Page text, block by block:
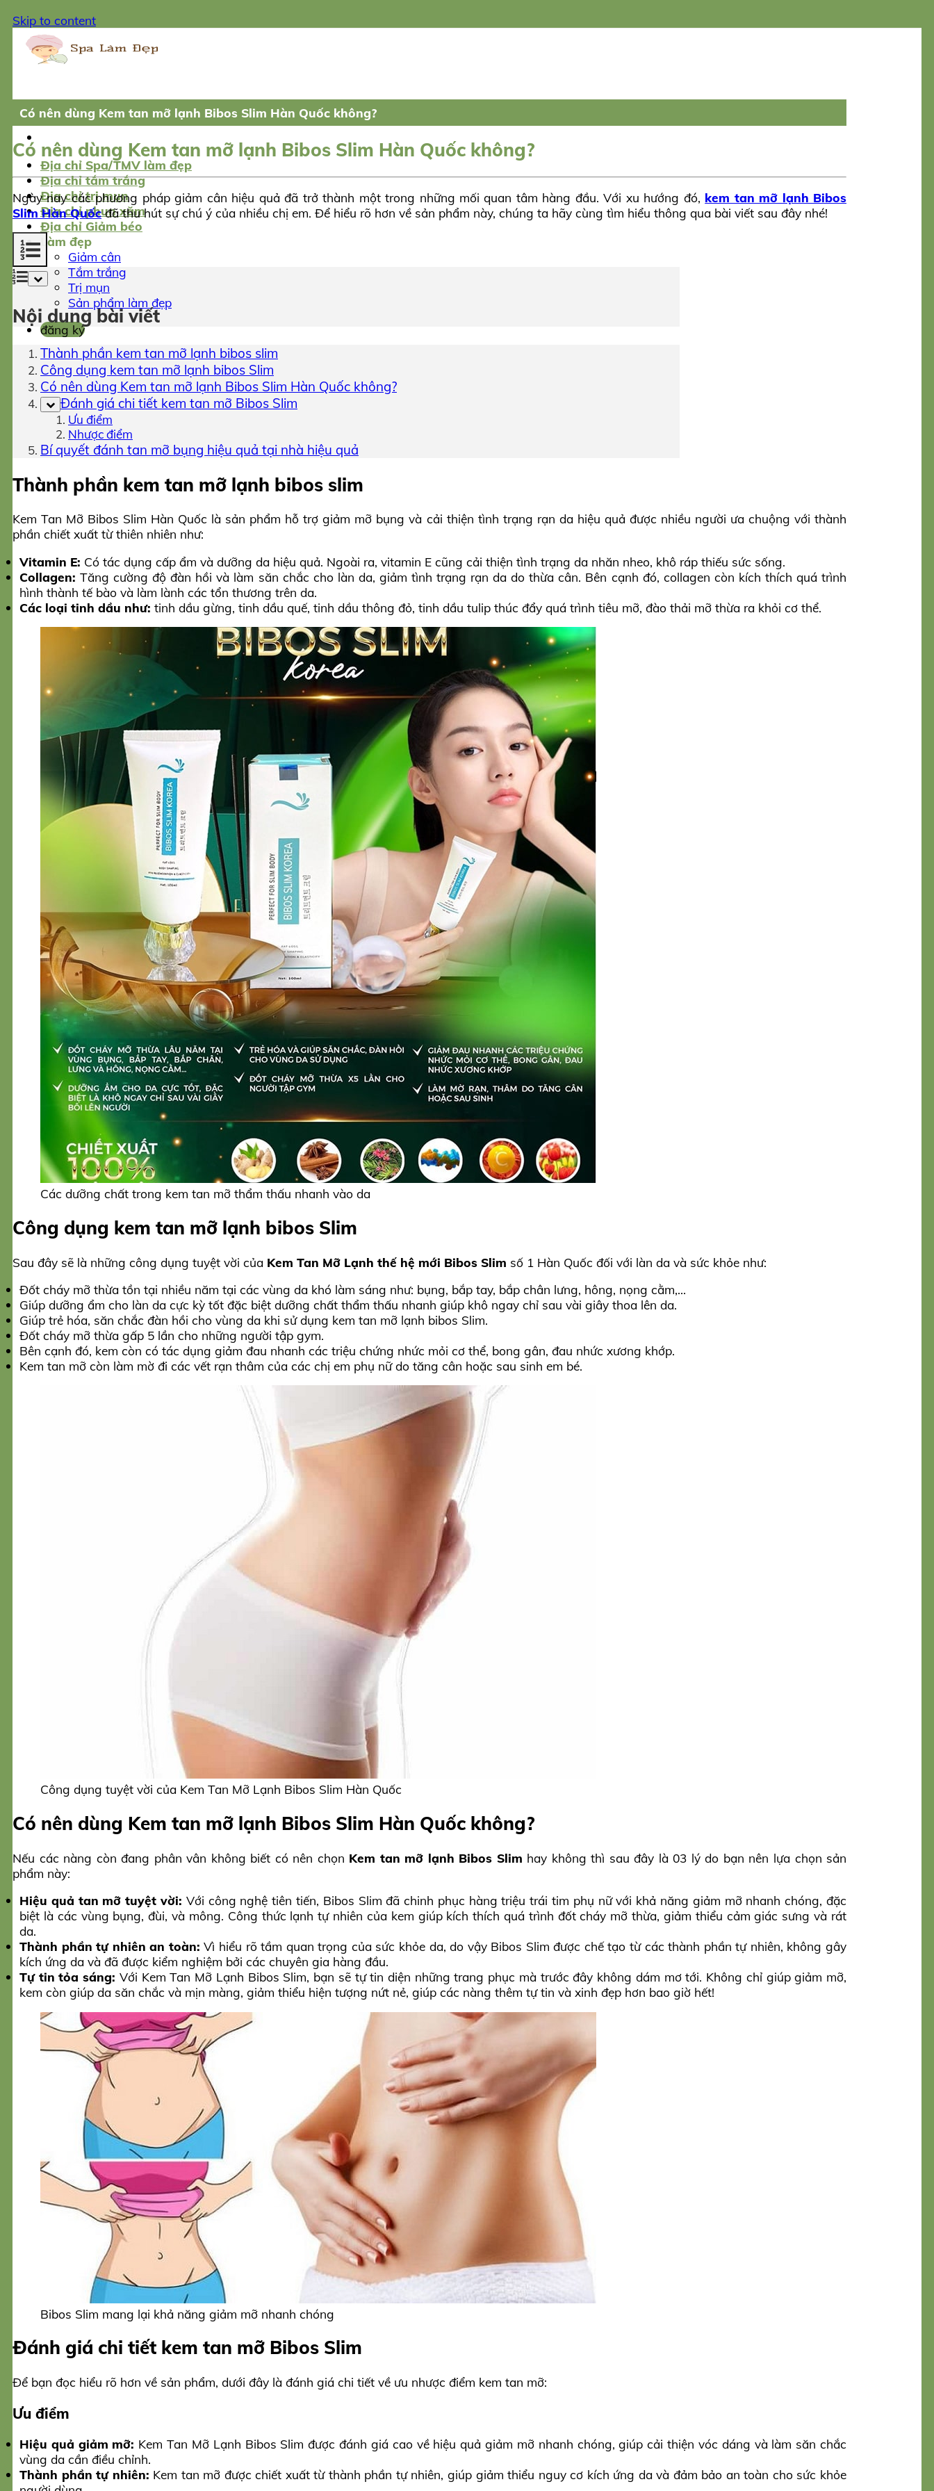
Skip to content
Địa chỉ Spa/TMV làm đẹp
Địa chỉ tắm trắng
Địa chỉ trị mụn
Địa chỉ phun xăm
Địa chỉ Giảm béo
Làm đẹp
Giảm cân
Tắm trắng
Trị mụn
Sản phẩm làm đẹp
đăng ký
Có nên dùng Kem tan mỡ lạnh Bibos Slim Hàn Quốc không?
Có nên dùng Kem tan mỡ lạnh Bibos Slim Hàn Quốc không?
Ngày nay các phương pháp giảm cân hiệu quả đã trở thành một trong những mối quan tâm hàng đầu. Với xu hướng đó, kem tan mỡ lạnh Bibos
Slim Hàn Quốcđã thu hút sự chú ý của nhiều chị em. Để hiểu rõ hơn về sản phẩm này, chúng ta hãy cùng tìm hiểu thông qua bài viết sau đây nhé!
Nội dung bài viết
Thành phần kem tan mỡ lạnh bibos slim
Công dụng kem tan mỡ lạnh bibos Slim
Có nên dùng Kem tan mỡ lạnh Bibos Slim Hàn Quốc không?
Đánh giá chi tiết kem tan mỡ Bibos Slim
Ưu điểm
Nhược điểm
Bí quyết đánh tan mỡ bụng hiệu quả tại nhà hiệu quả
Thành phần kem tan mỡ lạnh bibos slim
Kem Tan Mỡ Bibos Slim Hàn Quốc là sản phẩm hỗ trợ giảm mỡ bụng và cải thiện tình trạng rạn da hiệu quả được nhiều người ưa chuộng với thành
phần chiết xuất từ thiên nhiên như:
Vitamin E: Có tác dụng cấp ẩm và dưỡng da hiệu quả. Ngoài ra, vitamin E cũng cải thiện tình trạng da nhăn nheo, khô ráp thiếu sức sống.
Collagen: Tăng cường độ đàn hồi và làm săn chắc cho làn da, giảm tình trạng rạn da do thừa cân. Bên cạnh đó, collagen còn kích thích quá trình
hình thành tế bào và làm lành các tổn thương trên da.
Các loại tinh dầu như: tinh dầu gừng, tinh dầu quế, tinh dầu thông đỏ, tinh dầu tulip thúc đẩy quá trình tiêu mỡ, đào thải mỡ thừa ra khỏi cơ thể.
Các dưỡng chất trong kem tan mỡ thẩm thấu nhanh vào da
Công dụng kem tan mỡ lạnh bibos Slim
Sau đây sẽ là những công dụng tuyệt vời của Kem Tan Mỡ Lạnh thế hệ mới Bibos Slim số 1 Hàn Quốc đối với làn da và sức khỏe như:
Đốt cháy mỡ thừa tồn tại nhiều năm tại các vùng da khó làm sáng như: bụng, bắp tay, bắp chân lưng, hông, nọng cằm,…
Giúp dưỡng ẩm cho làn da cực kỳ tốt đặc biệt dưỡng chất thẩm thấu nhanh giúp khô ngay chỉ sau vài giây thoa lên da.
Giúp trẻ hóa, săn chắc đàn hồi cho vùng da khi sử dụng kem tan mỡ lạnh bibos Slim.
Đốt cháy mỡ thừa gấp 5 lần cho những người tập gym.
Bên cạnh đó, kem còn có tác dụng giảm đau nhanh các triệu chứng nhức mỏi cơ thể, bong gân, đau nhức xương khớp.
Kem tan mỡ còn làm mờ đi các vết rạn thâm của các chị em phụ nữ do tăng cân hoặc sau sinh em bé.
Công dụng tuyệt vời của Kem Tan Mỡ Lạnh Bibos Slim Hàn Quốc
Có nên dùng Kem tan mỡ lạnh Bibos Slim Hàn Quốc không?
Nếu các nàng còn đang phân vân không biết có nên chọn Kem tan mỡ lạnh Bibos Slim hay không thì sau đây là 03 lý do bạn nên lựa chọn sản
phẩm này:
Hiệu quả tan mỡ tuyệt vời: Với công nghệ tiên tiến, Bibos Slim đã chinh phục hàng triệu trái tim phụ nữ với khả năng giảm mỡ nhanh chóng, đặc
biệt là các vùng bụng, đùi, và mông. Công thức lạnh tự nhiên của kem giúp kích thích quá trình đốt cháy mỡ thừa, giảm thiểu cảm giác sưng và rát
da.
Thành phần tự nhiên an toàn: Vì hiểu rõ tầm quan trọng của sức khỏe da, do vậy Bibos Slim được chế tạo từ các thành phần tự nhiên, không gây
kích ứng da và đã được kiểm nghiệm bởi các chuyên gia hàng đầu.
Tự tin tỏa sáng: Với Kem Tan Mỡ Lạnh Bibos Slim, bạn sẽ tự tin diện những trang phục mà trước đây không dám mơ tới. Không chỉ giúp giảm mỡ,
kem còn giúp da săn chắc và mịn màng, giảm thiểu hiện tượng nứt nẻ, giúp các nàng thêm tự tin và xinh đẹp hơn bao giờ hết!
Bibos Slim mang lại khả năng giảm mỡ nhanh chóng
Đánh giá chi tiết kem tan mỡ Bibos Slim
Để bạn đọc hiểu rõ hơn về sản phẩm, dưới đây là đánh giá chi tiết về ưu nhược điểm kem tan mỡ:
Ưu điểm
Hiệu quả giảm mỡ: Kem Tan Mỡ Lạnh Bibos Slim được đánh giá cao về hiệu quả giảm mỡ nhanh chóng, giúp cải thiện vóc dáng và làm săn chắc
vùng da cần điều chỉnh.
Thành phần tự nhiên: Kem tan mỡ được chiết xuất từ thành phần tự nhiên, giúp giảm thiểu nguy cơ kích ứng da và đảm bảo an toàn cho sức khỏe